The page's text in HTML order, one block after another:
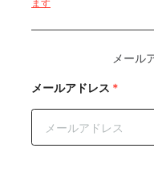
ます
メール
メールアドレス *